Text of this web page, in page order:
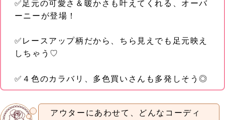
✅足元の可愛さ＆暖かさも叶えてくれる、オーバ
ーニーが登場！
✅レースアップ柄だから、ちら見えでも足元映え
しちゃう♡
✅４色のカラバリ、多色買いさんも多発しそう◎
アウターにあわせて、どんなコーディ